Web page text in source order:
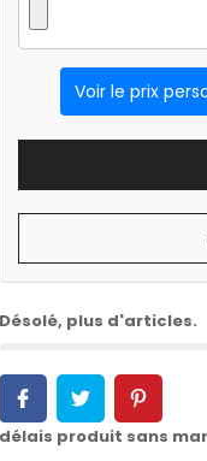
Voir le prix
Désolé, plus d'articles.
délais produit sans